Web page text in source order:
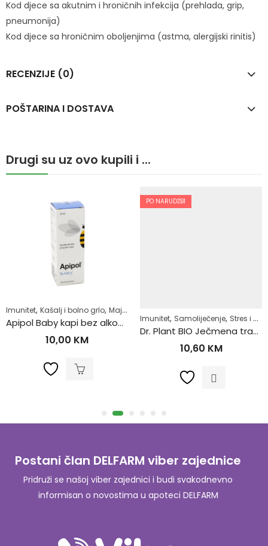
Kod djece sa akutnim i hroničnih infekcija (prehlada, grip,
pneumonija)
Kod djece sa hroničnim oboljenjima (astma, alergijski rinitis)
RECENZIJE (0)
POŠTARINA I DOSTAVA
Drugi su uz ovo kupili i ...
i nesanica Vitamin C , Vitamin D Vitamini i minerali,Zdrav život
, Probavni sistem Proliv i povraćanje kod djece,Regulacija
Imunitet, Kašalj i bolno grlo, Majke i djeca
Apipol Baby kapi bez alkohola 20ml
10,00 KM
PO NARUDŽBI
Imunitet, Samoliječenje, Stres i nesanica
Dr. Plant BIO Ječmena trava u prahu (Hordeum vulgare) 100g
10,60 KM
Postani član DELFARM viber zajednice
Pridruži se našoj viber zajednici i budi svakodnevno
informisan o novostima u apoteci DELFARM